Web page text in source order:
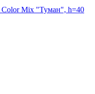
Color Mix "Туман", h=40